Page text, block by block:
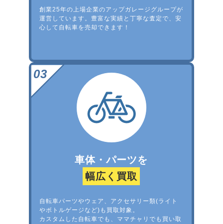
創業25年の上場企業のアップガレージグループが
運営しています。豊富な実績と丁寧な査定で、安
心して自転車を売却できます！
車体・パーツを
幅広く買取
自転車パーツやウェア、アクセサリー類(ライト
やボトルゲージなど)も買取対象。
カスタムした自転車でも、ママチャリでも買い取